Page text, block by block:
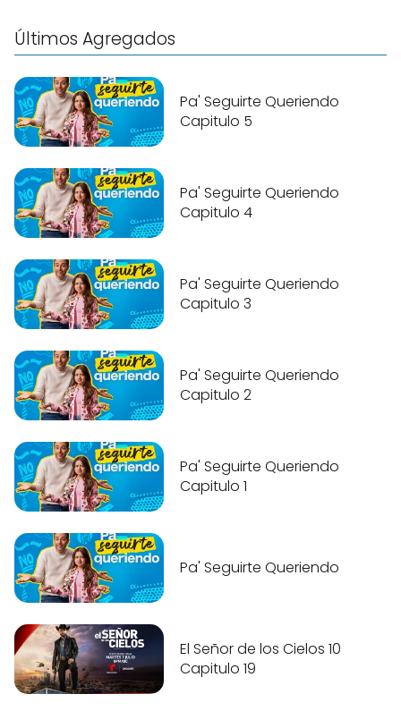
Últimos Agregados
Pa' Seguirte Queriendo
Capitulo 5
Pa' Seguirte Queriendo
Capitulo 4
Pa' Seguirte Queriendo
Capitulo 3
Pa' Seguirte Queriendo
Capitulo 2
Pa' Seguirte Queriendo
Capitulo 1
Pa' Seguirte Queriendo
El Señor de los Cielos 10
Capitulo 19